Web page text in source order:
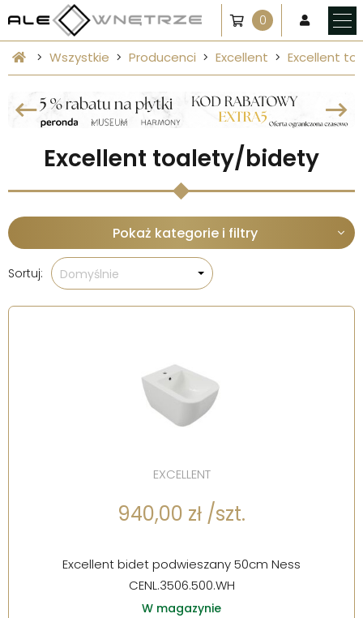
0
Wszystkie Producenci Excellent Excellent
Excellent toalety/bidety
Pokaż kategorie i filtry
Sortuj: Domyślnie
EXCELLENT
940,00 zł /szt.
Excellent bidet podwieszany 50cm Ness
CENL.3506.500.WH
W magazynie